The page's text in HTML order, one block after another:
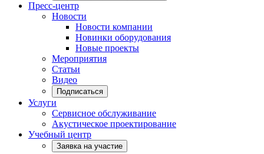
Пресс-центр
Новости
Новости компании
Новинки оборудования
Новые проекты
Мероприятия
Статьи
Видео
Подписаться
Услуги
Сервисное обслуживание
Акустическое проектирование
Учебный центр
Заявка на участие